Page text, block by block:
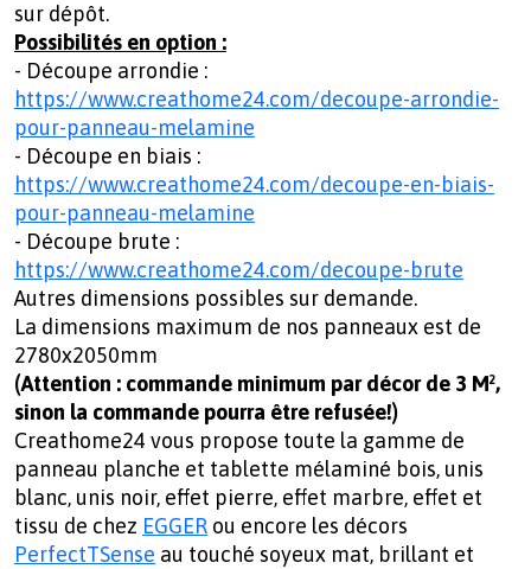
sur dépôt.
Possibilités en option :
- Découpe arrondie :
https://www.creathome24.com/decoupe-arrondie-
pour-panneau-melamine
- Découpe en biais :
https://www.creathome24.com/decoupe-en-biais-
pour-panneau-melamine
- Découpe brute :
https://www.creathome24.com/decoupe-brute
Autres dimensions possibles sur demande.
La dimensions maximum de nos panneaux est de
2780x2050mm
(Attention : commande minimum par décor de 3 M²,
sinon la commande pourra être refusée!)
Creathome24 vous propose toute la gamme de
panneau planche et tablette mélaminé bois, unis
blanc, unis noir, effet pierre, effet marbre, effet et
tissu de chez EGGER ou encore les décors
PerfectTSense au touché soyeux mat, brillant et